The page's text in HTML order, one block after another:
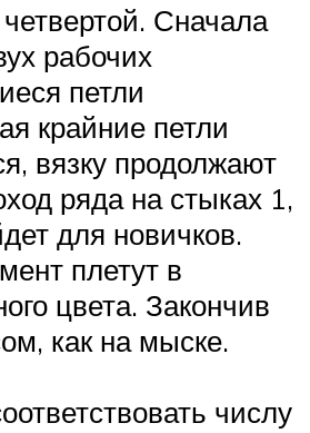
Сначала
рабочих
петли
крайние петли
вязку продолжают
ряда на стыках 1,
для новичков.
плетут в
цвета. Закончив
как на мыске.
числу